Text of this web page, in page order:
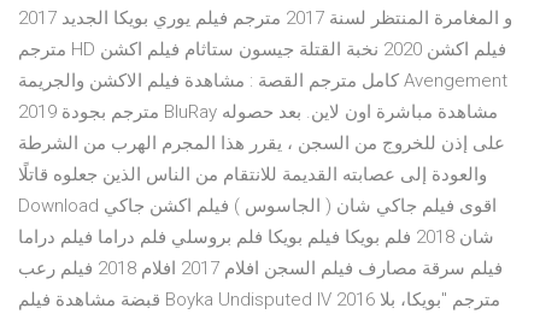
و المغامرة المنتظر لسنة 2017 مترجم فيلم يوري بويكا الجديد 2017
مترجم HD فيلم اكشن 2020 نخبة القتلة جيسون ستاثام فيلم اكشن
كامل مترجم القصة : مشاهدة فيلم الاكشن والجريمة Avengement
2019 مترجم بجودة BluRay مشاهدة مباشرة اون لاين. بعد حصوله
على إذن للخروج من السجن ، يقرر هذا المجرم الهرب من الشرطة
والعودة إلى عصابته القديمة للانتقام من الناس الذين جعلوه قاتلًا
Download اقوى فيلم جاكي شان ( الجاسوس ) فيلم اكشن جاكي
شان 2018 فلم بويكا فيلم بويكا فلم بروسلي فلم دراما فيلم دراما
فيلم سرقة مصارف فيلم السجن افلام 2017 افلام 2018 فيلم رعب
قبضة مشاهدة فيلم Boyka Undisputed IV 2016 مترجم "بويكا، بلا